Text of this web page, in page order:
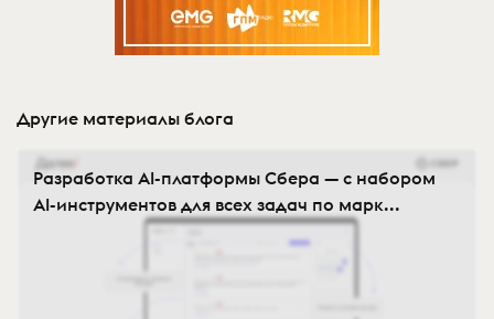
Другие материалы блога
Разработка AI-платформы Сбера — с набором
AI-инструментов для всех задач по марк...